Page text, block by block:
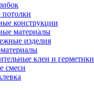
конструкции
материалы
изделия
клеи и герметики
смеси